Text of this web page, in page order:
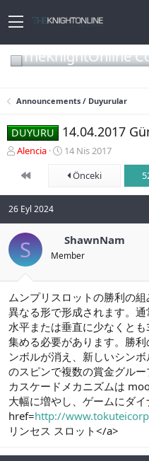
TheKnightOnline
Announcements / Duyurular
DUYURU 14.04.2017
K
n
y
u
b
a
ş
t
a
n
Alencia
B
ş
g
ı
ç
i
h
i
14 Nis 2017
First
Önceki
26 Eyl 2024
S ShawnNam
Member
ムンプリスロットの勝利の
異なる形で形成されます。
水平または垂直に少なくと
集める必要があります。勝
ンボルが消え、新しいシン
のスピンで複数の賞金グル
カスケードメカニズムは
大幅に増やし、ゲームにダ
href=http://
リンセス スロット</a>